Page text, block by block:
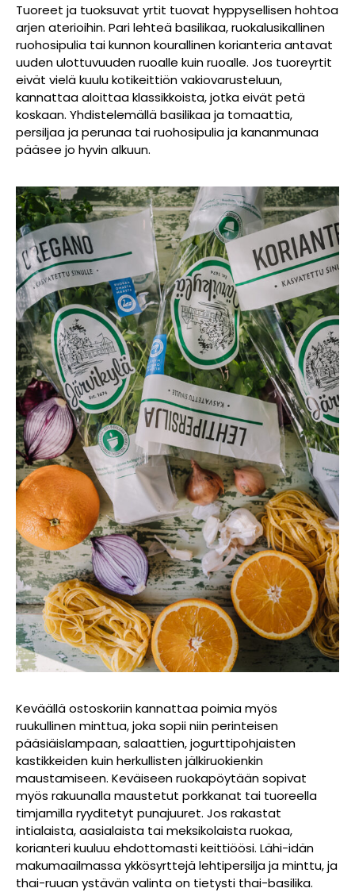
Tuoreet ja tuoksuvat yrtit tuovat hyppysellisen hohtoa
arjen aterioihin. Pari lehteä basilikaa, ruokalusikallinen
ruohosipulia tai kunnon kourallinen korianteria antavat
uuden ulottuvuuden ruoalle kuin ruoalle. Jos tuoreyrtit
eivät vielä kuulu kotikeittiön vakiovarusteluun,
kannattaa aloittaa klassikkoista, jotka eivät petä
koskaan. Yhdistelemällä basilikaa ja tomaattia,
persiljaa ja perunaa tai ruohosipulia ja kananmunaa
pääsee jo hyvin alkuun.
Keväällä ostoskoriin kannattaa poimia myös
ruukullinen minttua, joka sopii niin perinteisen
pääsiäislampaan, salaattien, jogurttipohjaisten
kastikkeiden kuin herkullisten jälkiruokienkin
maustamiseen. Keväiseen ruokapöytään sopivat
myös rakuunalla maustetut porkkanat tai tuoreella
timjamilla ryyditetyt punajuuret. Jos rakastat
intialaista, aasialaista tai meksikolaista ruokaa,
korianteri kuuluu ehdottomasti keittiöösi. Lähi-idän
makumaailmassa ykkösyrttejä lehtipersilja ja minttu, ja
thai-ruuan ystävän valinta on tietysti thai-basilika.